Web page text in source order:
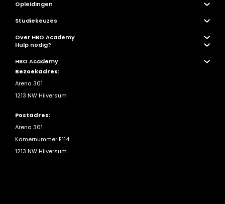
Opleidingen
Studiekeuzes
Over HBO Academy
Hulp nodig?
HBO Academy
Bezoekadres:
Arena 301
1213 NW Hilversum
Postadres:
Arena 301
Kamernummer E114
1213 NW Hilversum